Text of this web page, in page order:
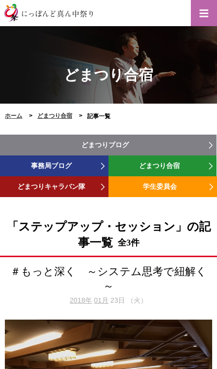
どまつり合宿
ホーム どまつり合宿 記事一覧
どまつりブログ
事務局ブログ どまつり合宿
どまつりキャラバン隊 学生委員会
「ステップアップ・セッション」の記
事一覧 全3件
＃もっと深く ～システム思考で紐解く
～
2018年 01月 23日 （火）